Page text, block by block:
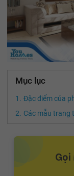
Mục lục
Đặc điểm của
Các mẫu trang